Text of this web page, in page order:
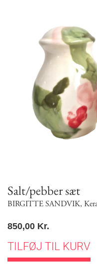
Salt/pebber sæt
BIRGITTE SANDVIK,
850,00 Kr.
TILFØJ TIL KURV